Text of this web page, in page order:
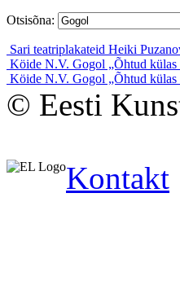
Otsisõna:
Sari teatriplakateid Heiki
Köide N.V. Gogol „Õhtud külas
Köide N.V. Gogol „Õhtud külas
© Eesti
Kontakt